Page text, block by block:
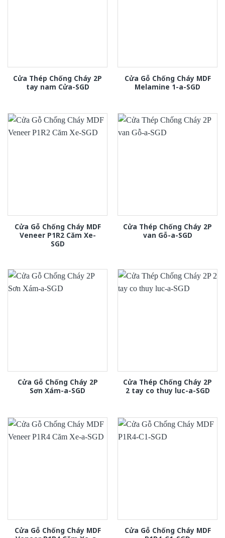
Cửa Thép Chống Cháy 2P
tay nam Cửa-SGD
Cửa Gỗ Chống Cháy MDF
Melamine 1-a-SGD
Cửa Gỗ Chống Cháy MDF
Veneer P1R2 Căm Xe-
SGD
Cửa Thép Chống Cháy 2P
van Gỗ-a-SGD
Cửa Gỗ Chống Cháy 2P
Sơn Xám-a-SGD
Cửa Thép Chống Cháy 2P
2 tay co thuy luc-a-SGD
Cửa Gỗ Chống Cháy MDF
Cửa Gỗ Chống Cháy MDF